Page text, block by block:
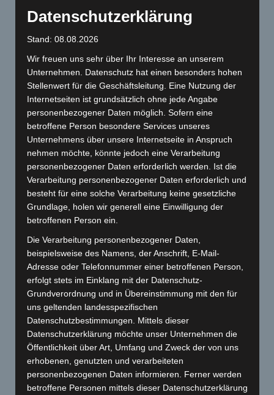
Sandstrahlen
Schweißarbeiten (Trittbrett, Tunnel,
Kleinreparaturen)
Motorrevision
Umrüstung auf 125 ccm
Gabelrevision
Zusammenbau
TÜV, Baurat (Eintragungen
Datenschutzerklärung
Stand: 08.08.2026
Wir freuen uns sehr über Ihr Interesse an unserem
Unternehmen. Datenschutz hat einen besonders hohen
Stellenwert für die Geschäftsleitung. Eine Nutzung der
Internetseiten ist grundsätzlich ohne jede Angabe
personenbezogener Daten möglich. Sofern eine
betroffene Person besondere Services unseres
Unternehmens über unsere Internetseite in Anspruch
nehmen möchte, könnte jedoch eine Verarbeitung
personenbezogener Daten erforderlich werden. Ist die
Verarbeitung personenbezogener Daten erforderlich und
besteht für eine solche Verarbeitung keine gesetzliche
Grundlage, holen wir generell eine Einwilligung der
betroffenen Person ein.
Die Verarbeitung personenbezogener Daten,
beispielsweise des Namens, der Anschrift, E-Mail-
Adresse oder Telefonnummer einer betroffenen Person,
erfolgt stets im Einklang mit der Datenschutz-
Grundverordnung und in Übereinstimmung mit den für
uns geltenden landesspezifischen
Datenschutzbestimmungen. Mittels dieser
Datenschutzerklärung möchte unser Unternehmen die
Öffentlichkeit über Art, Umfang und Zweck der von uns
erhobenen, genutzten und verarbeiteten
personenbezogenen Daten informieren. Ferner werden
betroffene Personen mittels dieser Datenschutzerklärung